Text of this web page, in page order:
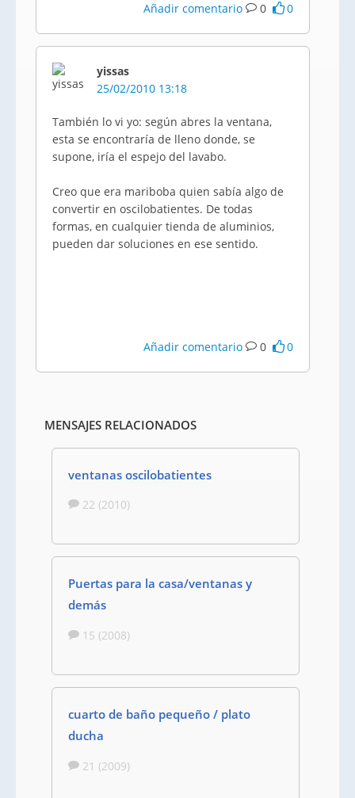
Añadir comentario 0 0
yissas
25/02/2010 13:18
También lo vi yo: según abres la ventana,
esta se encontraría de lleno donde, se
supone, iría el espejo del lavabo.
Creo que era mariboba quien sabía algo de
convertir en oscilobatientes. De todas
formas, en cualquier tienda de aluminios,
pueden dar soluciones en ese sentido.
Añadir comentario 0 0
MENSAJES RELACIONADOS
ventanas oscilobatientes
22 (2010)
Puertas para la casa/ventanas y
demás
15 (2008)
cuarto de baño pequeño / plato
ducha
21 (2009)